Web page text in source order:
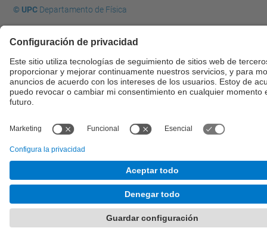
© UPCDepartamento de Física
Desarrollado con
Mapa del Sitio
Accesibilidad
Aviso legal
Configuración de privacidad